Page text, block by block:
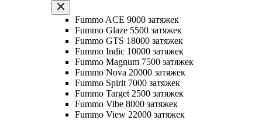
Fummo ACE 9000 затяжек
Fummo Glaze 5500 затяжек
Fummo GTS 18000 затяжек
Fummo Indic 10000 затяжек
Fummo Magnum 7500 затяжек
Fummo Nova 20000 затяжек
Fummo Spirit 7000 затяжек
Fummo Target 2500 затяжек
Fummo Vibe 8000 затяжек
Fummo View 22000 затяжек